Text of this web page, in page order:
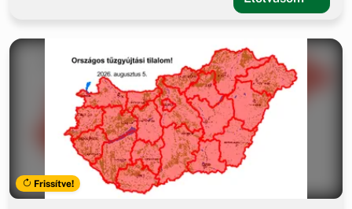
Frissítve!